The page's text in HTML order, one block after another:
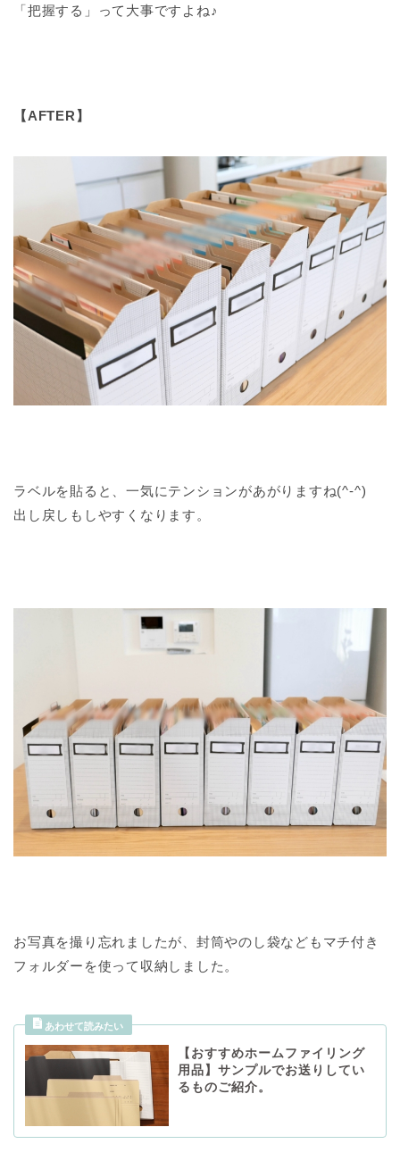
「把握する」って大事ですよね♪
【AFTER】
ラベルを貼ると、一気にテンションがあがりますね(^-^)
出し戻しもしやすくなります。
お写真を撮り忘れましたが、封筒やのし袋などもマチ付き
フォルダーを使って収納しました。
【おすすめホームファイリング
用品】サンプルでお送りしてい
るものご紹介。